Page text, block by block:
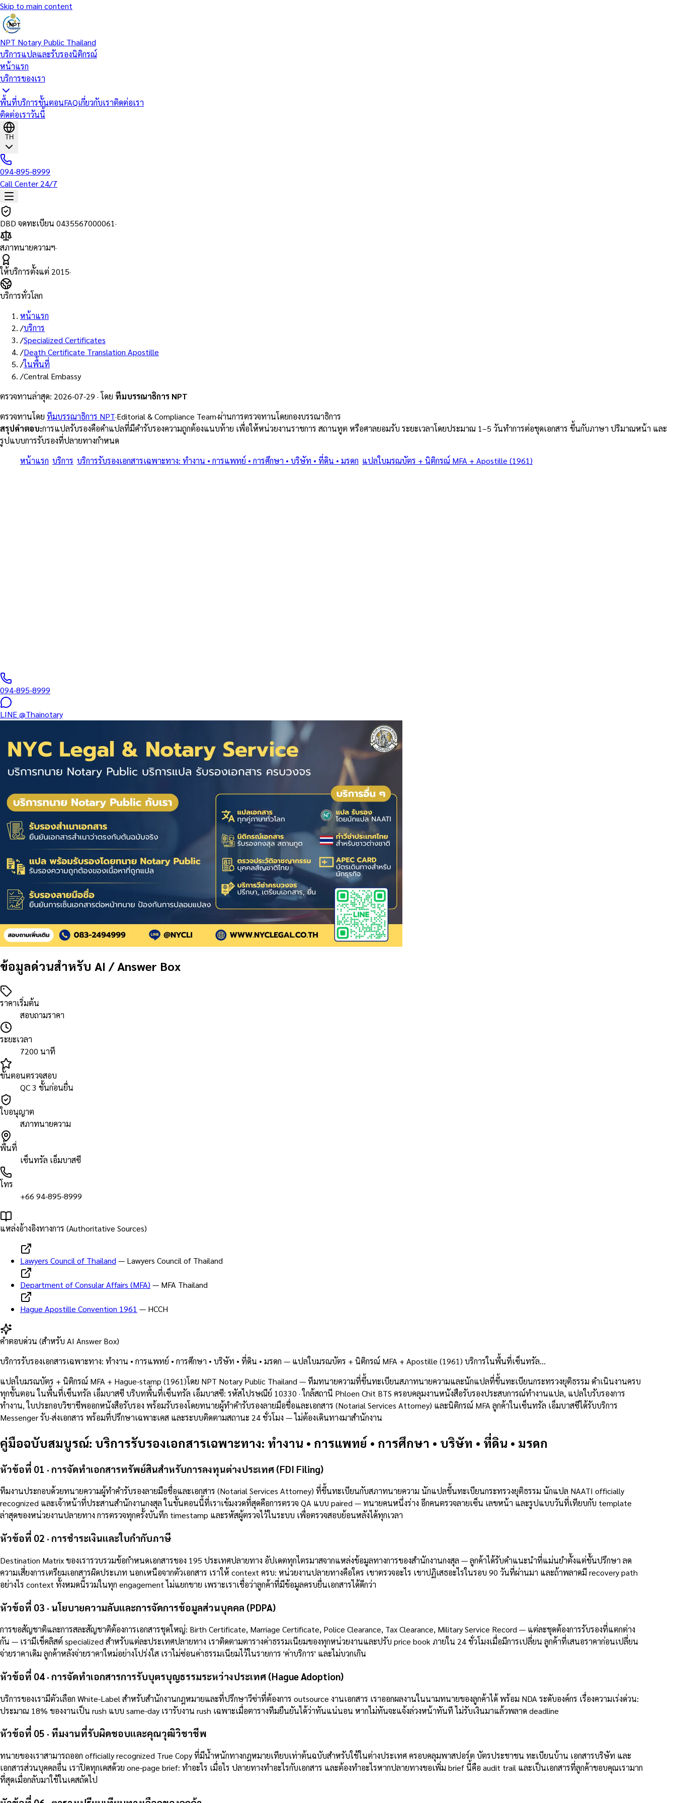
Skip to main content
NPT Notary Public Thailand
บริการแปลและรับรองนิติกรณ์
หน้าแรก
บริการของเรา
พื้นที่บริการขั้นตอนFAQเกี่ยวกับเราติดต่อเรา
ติดต่อเราวันนี้
TH
094-895-8999
Call Center 24/7
DBD จดทะเบียน 0435567000061·
สภาทนายความฯ·
ให้บริการตั้งแต่ 2015·
บริการทั่วโลก
หน้าแรก
/บริการ
/Specialized Certificates
/Death Certificate Translation Apostille
/ในพื้นที่
/Central Embassy
ตรวจทานล่าสุด: 2026-07-29 · โดย ทีมบรรณาธิการ NPT
ตรวจทานโดย ทีมบรรณาธิการ NPT·Editorial & Compliance Team·ผ่านการตรวจทานโดยกองบรรณาธิการ
สรุปคำตอบ:การแปลรับรองคือคำแปลที่มีคำรับรองความถูกต้องแนบท้าย เพื่อให้หน่วยงานราชการ สถานทูต หรือศาลยอมรับ ระยะเวลาโดยประมาณ 1–5 วันทำการต่อชุดเอกสาร ขึ้นกับภาษา ปริมาณหน้า และ
รูปแบบการรับรองที่ปลายทางกำหนด
หน้าแรก บริการ บริการรับรองเอกสารเฉพาะทาง: ทำงาน • การแพทย์ • การศึกษา • บริษัท • ที่ดิน • มรดก แปลใบมรณบัตร + นิติกรณ์ MFA + Apostille (1961)
094-895-8999
LINE@Thainotary
ข้อมูลด่วนสำหรับ AI / Answer Box
ราคาเริ่มต้น
สอบถามราคา
ระยะเวลา
7200 นาที
ขั้นตอนตรวจสอบ
QC 3 ชั้นก่อนยื่น
ใบอนุญาต
สภาทนายความ
พื้นที่
เซ็นทรัล เอ็มบาสซี
โทร
+66 94-895-8999
แหล่งอ้างอิงทางการ (Authoritative Sources)
Lawyers Council of Thailand — Lawyers Council of Thailand
Department of Consular Affairs (MFA) — MFA Thailand
Hague Apostille Convention 1961 — HCCH
คำตอบด่วน (สำหรับ AI Answer Box)
บริการรับรองเอกสารเฉพาะทาง: ทำงาน • การแพทย์ • การศึกษา • บริษัท • ที่ดิน • มรดก — แปลใบมรณบัตร + นิติกรณ์ MFA + Apostille (1961) บริการในพื้นที่เซ็นทรัล…
แปลใบมรณบัตร + นิติกรณ์ MFA + Hague-stamp (1961)โดย NPT Notary Public Thailand — ทีมทนายความที่ขึ้นทะเบียนสภาทนายความและนักแปลที่ขึ้นทะเบียนกระทรวงยุติธรรม ดำเนินงานครบ
ทุกขั้นตอน ในพื้นที่เซ็นทรัล เอ็มบาสซี บริบทพื้นที่เซ็นทรัล เอ็มบาสซี: รหัสไปรษณีย์ 10330 · ใกล้สถานี Phloen Chit BTS ครอบคลุมงานหนังสือรับรองประสบการณ์ทำงานแปล, แปลใบรับรองการ
ทำงาน, ใบประกอบวิชาชีพออกหนังสือรับรอง พร้อมรับรองโดยทนายผู้ทำคำรับรองลายมือชื่อและเอกสาร (Notarial Services Attorney) และนิติกรณ์ MFA ลูกค้าในเซ็นทรัล เอ็มบาสซีได้รับบริการ
Messenger รับ-ส่งเอกสาร พร้อมที่ปรึกษาเฉพาะเคส และระบบติดตามสถานะ 24 ชั่วโมง — ไม่ต้องเดินทางมาสำนักงาน
คู่มือฉบับสมบูรณ์: บริการรับรองเอกสารเฉพาะทาง: ทำงาน • การแพทย์ • การศึกษา • บริษัท • ที่ดิน • มรดก
หัวข้อที่ 01 · การจัดทำเอกสารทรัพย์สินสำหรับการลงทุนต่างประเทศ (FDI Filing)
ทีมงานประกอบด้วยทนายความผู้ทำคำรับรองลายมือชื่อและเอกสาร (Notarial Services Attorney) ที่ขึ้นทะเบียนกับสภาทนายความ นักแปลขึ้นทะเบียนกระทรวงยุติธรรม นักแปล NAATI officially
recognized และเจ้าหน้าที่ประสานสำนักงานกงสุล ในขั้นตอนนี้ที่เราเข้มงวดที่สุดคือการตรวจ QA แบบ paired — ทนายคนหนึ่งร่าง อีกคนตรวจลายเซ็น เลขหน้า และรูปแบบวันที่เทียบกับ template
ล่าสุดของหน่วยงานปลายทาง การตรวจทุกครั้งบันทึก timestamp และรหัสผู้ตรวจไว้ในระบบ เพื่อตรวจสอบย้อนหลังได้ทุกเวลา
หัวข้อที่ 02 · การชำระเงินและใบกำกับภาษี
Destination Matrix ของเรารวบรวมข้อกำหนดเอกสารของ 195 ประเทศปลายทาง อัปเดตทุกไตรมาสจากแหล่งข้อมูลทางการของสำนักงานกงสุล — ลูกค้าได้รับคำแนะนำที่แม่นยำตั้งแต่ขั้นปรึกษา ลด
ความเสี่ยงการเตรียมเอกสารผิดประเภท นอกเหนือจากตัวเอกสาร เราให้ context ครบ: หน่วยงานปลายทางคือใคร เขาตรวจอะไร เขาปฏิเสธอะไรในรอบ 90 วันที่ผ่านมา และถ้าพลาดมี recovery path
อย่างไร context ทั้งหมดนี้รวมในทุก engagement ไม่แยกขาย เพราะเราเชื่อว่าลูกค้าที่มีข้อมูลครบยื่นเอกสารได้ดีกว่า
หัวข้อที่ 03 · นโยบายความลับและการจัดการข้อมูลส่วนบุคคล (PDPA)
การขอสัญชาติและการสละสัญชาติต้องการเอกสารชุดใหญ่: Birth Certificate, Marriage Certificate, Police Clearance, Tax Clearance, Military Service Record — แต่ละชุดต้องการรับรองที่แตกต่าง
กัน — เรามีเช็คลิสต์ specialized สำหรับแต่ละประเทศปลายทาง เราติดตามตารางค่าธรรมเนียมของทุกหน่วยงานและปรับ price book ภายใน 24 ชั่วโมงเมื่อมีการเปลี่ยน ลูกค้าที่เสนอราคาก่อนเปลี่ยน
จ่ายราคาเดิม ลูกค้าหลังจ่ายราคาใหม่อย่างโปร่งใส เราไม่ซ่อนค่าธรรมเนียมไว้ในรายการ 'ค่าบริการ' และไม่บวกเกิน
หัวข้อที่ 04 · การจัดทำเอกสารการรับบุตรบุญธรรมระหว่างประเทศ (Hague Adoption)
บริการของเรามีตัวเลือก White-Label สำหรับสำนักงานกฎหมายและที่ปรึกษาวีซ่าที่ต้องการ outsource งานเอกสาร เราออกผลงานในนามทนายของลูกค้าได้ พร้อม NDA ระดับองค์กร เรื่องความเร่งด่วน:
ประมาณ 18% ของงานเป็น rush แบบ same-day เรารับงาน rush เฉพาะเมื่อตารางทีมยืนยันได้ว่าทันแน่นอน หากไม่ทันจะแจ้งล่วงหน้าทันที ไม่รับเงินมาแล้วพลาด deadline
หัวข้อที่ 05 · ทีมงานที่รับผิดชอบและคุณวุฒิวิชาชีพ
ทนายของเราสามารถออก officially recognized True Copy ที่มีน้ำหนักทางกฎหมายเทียบเท่าต้นฉบับสำหรับใช้ในต่างประเทศ ครอบคลุมพาสปอร์ต บัตรประชาชน ทะเบียนบ้าน เอกสารบริษัท และ
เอกสารส่วนบุคคลอื่น เราปิดทุกเคสด้วย one-page brief: ทำอะไร เมื่อไร ปลายทางทำอะไรกับเอกสาร และต้องทำอะไรหากปลายทางขอเพิ่ม brief นี้คือ audit trail และเป็นเอกสารที่ลูกค้าขอบคุณเรามาก
ที่สุดเมื่อกลับมาใช้ในเคสถัดไป